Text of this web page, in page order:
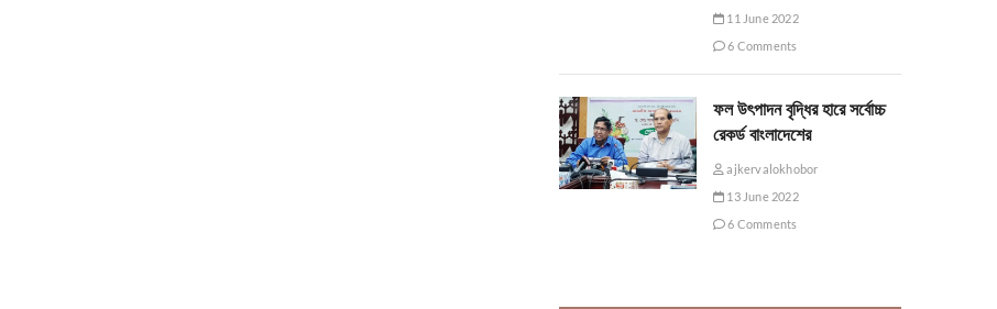
11 June 2022
6 Comments
ফল উৎপাদন বৃদ্ধির হারে সর্বোচ্চ
রেকর্ড বাংলাদেশের
ajkervalokhobor
13 June 2022
6 Comments